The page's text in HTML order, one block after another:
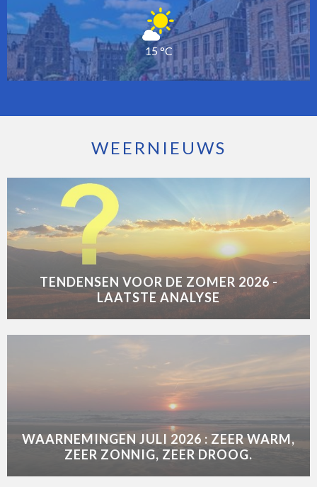
15 °C
WEERNIEUWS
TENDENSEN VOOR DE ZOMER 2026 -
LAATSTE ANALYSE
WAARNEMINGEN JULI 2026 : ZEER WARM,
ZEER ZONNIG, ZEER DROOG.